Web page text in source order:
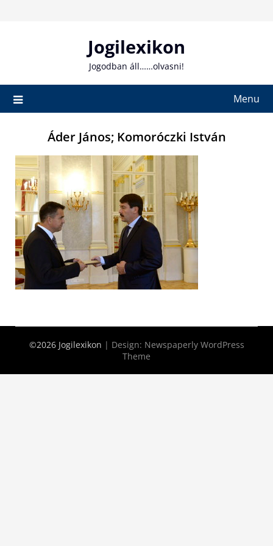
Jogilexikon
Jogodban áll……olvasni!
Menu
Áder János; Komoróczki István
©2026 Jogilexikon | Design: Newspaperly WordPress
Theme